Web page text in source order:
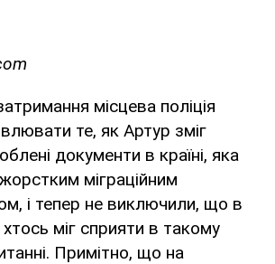
місцева поліція
те, як Артур зміг
документи в країні, яка
міграційним
і тепер не виключили, що в
міг сприяти в такому
Примітно, що на